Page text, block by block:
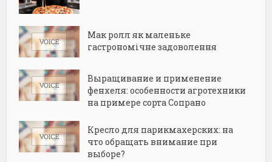
Мак ролл як маленьке
гастрономічне задоволення
Выращивание и применение
фенхеля: особенности агротехники
на примере сорта Сопрано
Кресло для парикмахерских: на
что обращать внимание при
выборе?